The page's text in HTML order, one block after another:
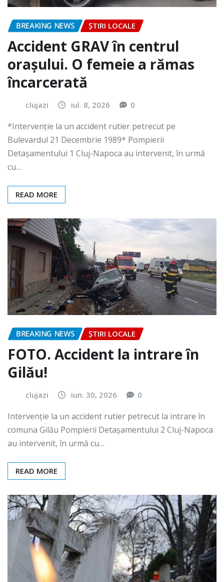
BREAKING NEWS ȘTIRI LOCALE
Accident GRAV în centrul
orașului. O femeie a rămas
încarcerată
clujazi iul. 8, 2026 0
*Intervenție la un accident rutier petrecut pe
Bulevardul 21 Decembrie 1989* Pompierii
Detașamentului 1 Cluj-Napoca au intervenit, în urmă
cu…
READ MORE
BREAKING NEWS ȘTIRI LOCALE
FOTO. Accident la intrare în
Gilău!
clujazi iun. 30, 2026 0
Intervenție la un accident rutier petrecut la intrare în
comuna Gilău Pompierii Detașamentului 2 Cluj-Napoca
au intervenit, în urmă cu…
READ MORE